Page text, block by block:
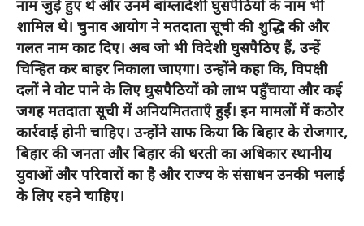
नाम जुड़े हुए थे और उनमें बांग्लादेशी घुसपैठियों के नाम भी
शामिल थे। चुनाव आयोग ने मतदाता सूची की शुद्धि की और
गलत नाम काट दिए। अब जो भी विदेशी घुसपैठिए हैं, उन्हें
चिन्हित कर बाहर निकाला जाएगा। उन्होंने कहा कि, विपक्षी
दलों ने वोट पाने के लिए घुसपैठियों को लाभ पहुँचाया और कई
जगह मतदाता सूची में अनियमितताएँ हुईं। इन मामलों में कठोर
कार्रवाई होनी चाहिए। उन्होंने साफ किया कि बिहार के रोजगार,
बिहार की जनता और बिहार की धरती का अधिकार स्थानीय
युवाओं और परिवारों का है और राज्य के संसाधन उनकी भलाई
के लिए रहने चाहिए।